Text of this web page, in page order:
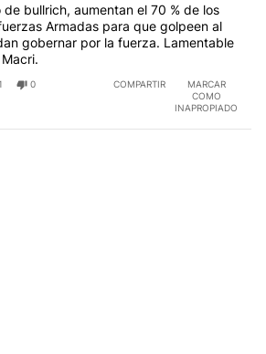
de bullrich, aumentan el 70 % de los
Armadas para que golpeen al
gobernar por la fuerza. Lamentable
0 COMPARTIR
MARCAR
COMO
INAPROPIADO